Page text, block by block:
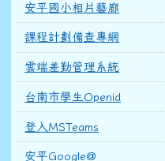
安平國小相片藝廊
課程計劃備查專網
雲端差勤管理系統
台南市學生Openid
登入MSTeams
安平Google@